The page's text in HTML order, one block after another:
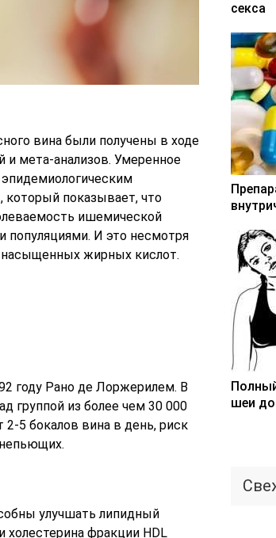
вина были получены в ходе
и мета-анализов. Умеренное
эпидемиологическим
показывает, что
ишемической
популяциями. И это несмотря
насыщенных жирных кислот.
году Рано де Лоржерилем. В
группой из более чем 30 000
5 бокалов вина в день, риск
улучшать липидный
холестерина фракции HDL
секса
шеи